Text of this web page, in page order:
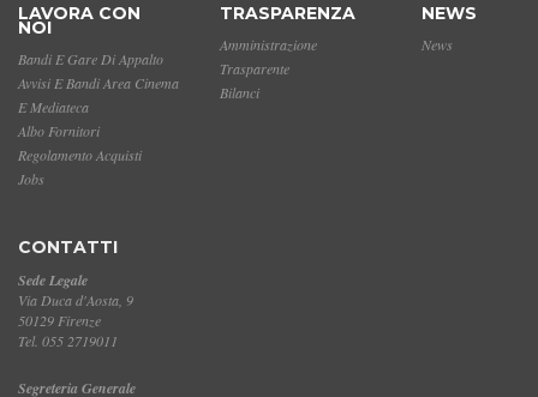
LAVORA CON
NOI
Bandi E Gare Di Appalto
Avvisi E Bandi Area Cinema
E Mediateca
Albo Fornitori
Regolamento Acquisti
Jobs
TRASPARENZA
Amministrazione
Trasparente
Bilanci
NEWS
News
CONTATTI
Sede Legale
Via Duca d'Aosta, 9
50129 Firenze
Tel. 055 2719011
Segreteria Generale